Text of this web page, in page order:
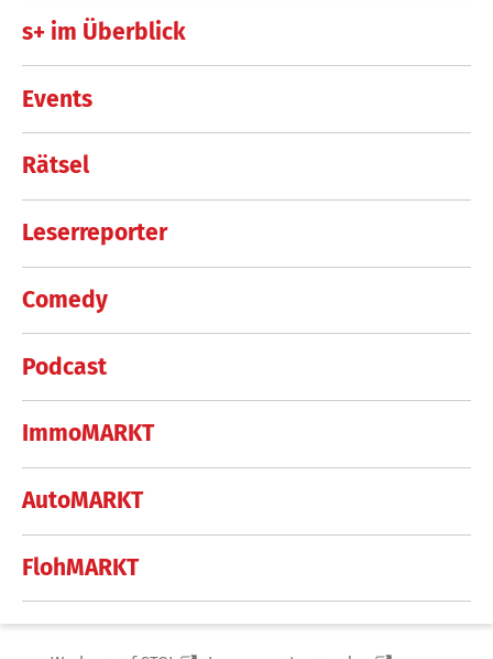
s+ im Überblick
Events
Rätsel
Leserreporter
Comedy
Podcast
ImmoMARKT
AutoMARKT
FlohMARKT